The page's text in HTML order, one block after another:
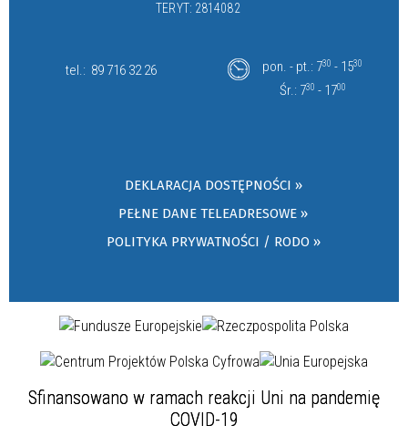
TERYT: 2814082
tel.: 89 716 32 26 pon. - pt.: 730 - 1530
Śr.: 730 - 1700
DEKLARACJA DOSTĘPNOŚCI »
PEŁNE DANE TELEADRESOWE »
POLITYKA PRYWATNOŚCI / RODO »
Sfinansowano w ramach reakcji Uni na pandemię
COVID-19